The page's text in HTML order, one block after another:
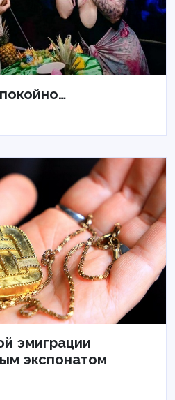
эмиграции
экспонатом